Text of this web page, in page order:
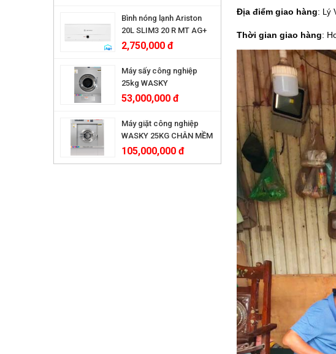
Bình nóng lạnh Ariston
20L SLIM3 20 R MT AG+
2,750,000 đ
Máy sấy công nghiệp
25kg WASKY
53,000,000 đ
Máy giặt công nghiệp
WASKY 25KG CHÂN MỀM
105,000,000 đ
Địa điểm giao hàng: Lý
Thời gian giao hàng: